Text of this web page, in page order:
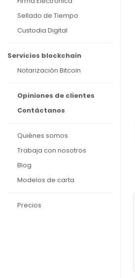
Sellado de Tiempo
Custodia Digital
Servicios blockchain
Notarización Bitcoin
Opiniones de clientes
Contáctanos
Quiénes somos
Trabaja con nosotros
Blog
Modelos de carta
Precios